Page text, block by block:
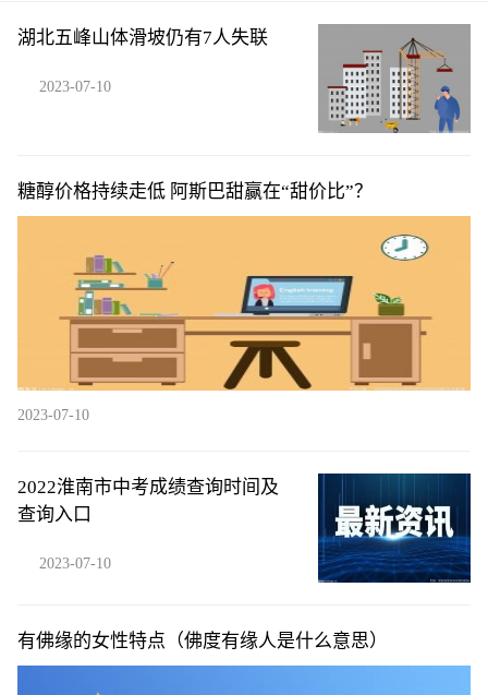
湖北五峰山体滑坡仍有7人失联
2023-07-10
糖醇价格持续走低 阿斯巴甜赢在“甜价比”？
2023-07-10
2022淮南市中考成绩查询时间及
查询入口
2023-07-10
有佛缘的女性特点（佛度有缘人是什么意思）